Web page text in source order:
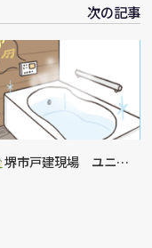
次の記事
堺市戸建現場 ユニッ